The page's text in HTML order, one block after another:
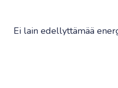
Ei lain edellyttämää